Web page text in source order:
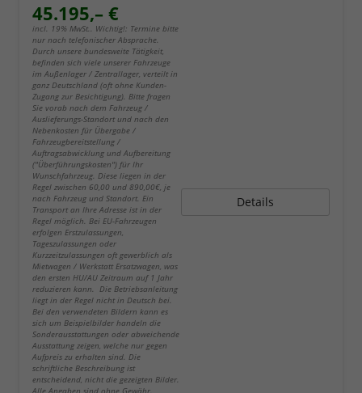
45.195,– €
incl. 19% MwSt.. Wichtig!: Termine bitte
nur nach telefonischer Absprache.
Durch unsere bundesweite Tätigkeit,
befinden sich viele unserer Fahrzeuge
im Außenlager / Zentrallager, verteilt in
ganz Deutschland (oft ohne Kunden-
Zugang zur Besichtigung). Bitte fragen
Sie vorab nach dem Fahrzeug /
Auslieferungs-Standort und nach den
Nebenkosten für Übergabe /
Fahrzeugbereitstellung /
Auftragsabwicklung und Aufbereitung
("Überführungskosten") für Ihr
Wunschfahrzeug. Diese liegen in der
Regel zwischen 60,00 und 890,00€, je
nach Fahrzeug und Standort. Ein
Transport an Ihre Adresse ist in der
Regel möglich. Bei EU-Fahrzeugen
erfolgen Erstzulassungen,
Tageszulassungen oder
Kurzzeitzulassungen oft gewerblich als
Mietwagen / Werkstatt Ersatzwagen, was
den ersten HU/AU Zeitraum auf 1 Jahr
reduzieren kann. Die Betriebsanleitung
liegt in der Regel nicht in Deutsch bei.
Bei den verwendeten Bildern kann es
sich um Beispielbilder handeln die
Sonderausstattungen oder abweichende
Ausstattung zeigen, welche nur gegen
Aufpreis zu erhalten sind. Die
schriftliche Beschreibung ist
entscheidend, nicht die gezeigten Bilder.
Alle Angaben sind ohne Gewähr.
Details